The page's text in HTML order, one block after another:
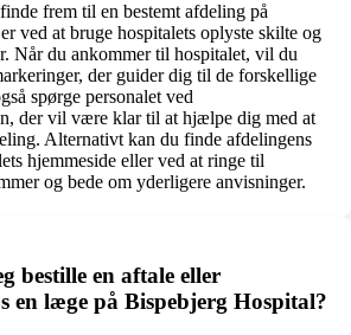
frem til en bestemt afdeling på
ved at bruge hospitalets oplyste skilte og
Når du ankommer til hospitalet, vil du
der guider dig til de forskellige
spørge personalet ved
der vil være klar til at hjælpe dig med at
Alternativt kan du finde afdelingens
hjemmeside eller ved at ringe til
og bede om yderligere anvisninger.
bestille en aftale eller
en læge på Bispebjerg Hospital?